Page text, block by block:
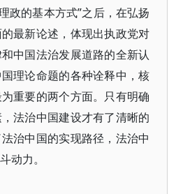
政的基本方式”之后，在弘扬
最新论述，体现出执政党对
中国法治发展道路的全新认
理论命题的各种诠释中，核
重要的两个方面。只有明确
法治中国建设才有了清晰的
治中国的实现路径，法治中
动力。